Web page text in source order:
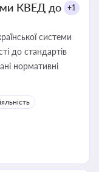
КВЕД до
+1
системи
до стандартів
нормативні